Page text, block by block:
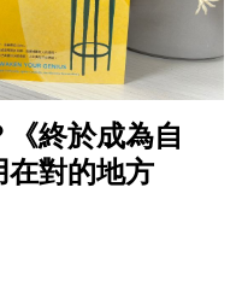
終於成為自
在對的地方